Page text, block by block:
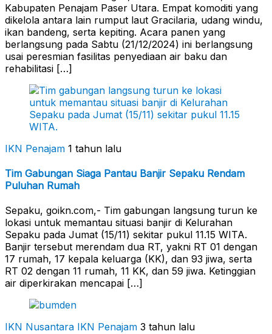
Kabupaten Penajam Paser Utara. Empat komoditi yang
dikelola antara lain rumput laut Gracilaria, udang windu,
ikan bandeng, serta kepiting. Acara panen yang
berlangsung pada Sabtu (21/12/2024) ini berlangsung
usai peresmian fasilitas penyediaan air baku dan
rehabilitasi […]
IKN Penajam 1 tahun lalu
Tim Gabungan Siaga Pantau Banjir Sepaku Rendam
Puluhan Rumah
Sepaku, goikn.com,- Tim gabungan langsung turun ke
lokasi untuk memantau situasi banjir di Kelurahan
Sepaku pada Jumat (15/11) sekitar pukul 11.15 WITA.
Banjir tersebut merendam dua RT, yakni RT 01 dengan
17 rumah, 17 kepala keluarga (KK), dan 93 jiwa, serta
RT 02 dengan 11 rumah, 11 KK, dan 59 jiwa. Ketinggian
air diperkirakan mencapai […]
IKN Nusantara IKN Penajam 3 tahun lalu